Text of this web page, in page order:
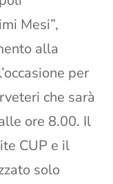
Mesi”,
alla
per
che sarà
ore 8.00. Il
CUP e il
solo